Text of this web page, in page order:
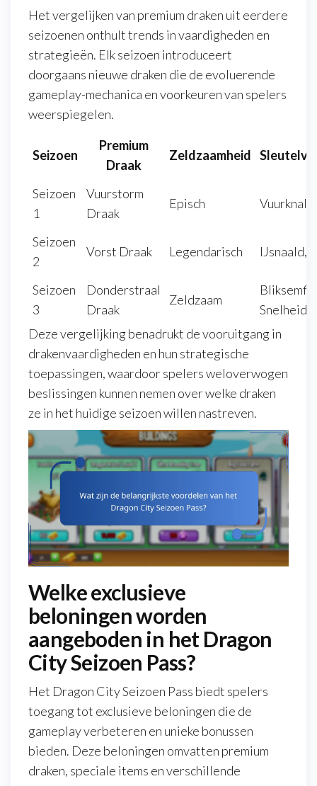
Het vergelijken van premium draken uit eerdere
seizoenen onthult trends in vaardigheden en
strategieën. Elk seizoen introduceert
doorgaans nieuwe draken die de evoluerende
gameplay-mechanica en voorkeuren van spelers
weerspiegelen.
Seizoen
Premium
Draak
Zeldzaamheid
Seizoen
1
Vuurstorm
Draak
Episch Vuurknal,
Seizoen
2
Vorst Draak Legendarisch IJsnaald,
Seizoen
3
Donderstraal
Draak
Zeldzaam
Deze vergelijking benadrukt de vooruitgang in
drakenvaardigheden en hun strategische
toepassingen, waardoor spelers weloverwogen
beslissingen kunnen nemen over welke draken
ze in het huidige seizoen willen nastreven.
Welke exclusieve
beloningen worden
aangeboden in het Dragon
City Seizoen Pass?
Het Dragon City Seizoen Pass biedt spelers
toegang tot exclusieve beloningen die de
gameplay verbeteren en unieke bonussen
bieden. Deze beloningen omvatten premium
draken, speciale items en verschillende